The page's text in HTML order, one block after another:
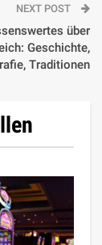
NEXT POST
über
Geschichte,
Traditionen